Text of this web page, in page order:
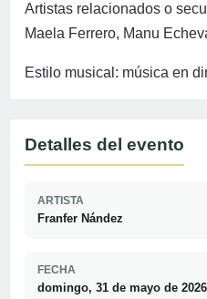
Artistas relacionados o
Maela Ferrero, Manu
Estilo musical: música en
Detalles del evento
ARTISTA
Franfer Nández
FECHA
domingo, 31 de mayo de 2026